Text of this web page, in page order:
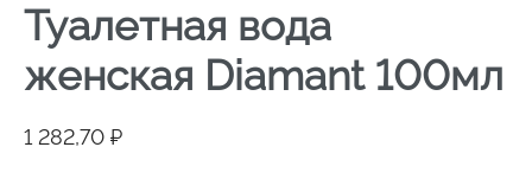
Туалетная вода
женская Diamant 100мл
1 282,70 ₽